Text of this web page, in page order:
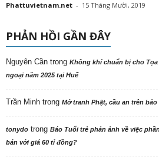
Phattuvietnam.net - 15 Tháng Mười, 2019
PHẢN HỒI GẦN ĐÂY
Nguyên Cần trong Không khí chuẩn bị cho
ngoại năm 2025 tại Huế
Trần Minh trong Mở tranh Phật, cầu an trên
tonydo trong Báo Tuổi trẻ phản ảnh về việc
bán với giá 60 tỉ đồng?